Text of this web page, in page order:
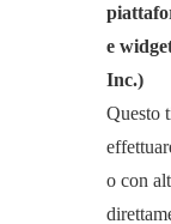
e
Inc.)
Questo
o con